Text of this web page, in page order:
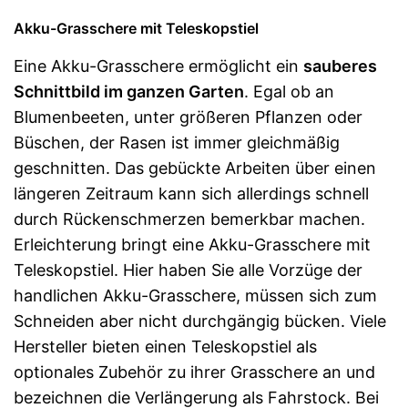
Akku-Grasschere mit Teleskopstiel
Eine Akku-Grasschere ermöglicht ein sauberes
Schnittbild im ganzen Garten. Egal ob an
Blumenbeeten, unter größeren Pflanzen oder
Büschen, der Rasen ist immer gleichmäßig
geschnitten. Das gebückte Arbeiten über einen
längeren Zeitraum kann sich allerdings schnell
durch Rückenschmerzen bemerkbar machen.
Erleichterung bringt eine Akku-Grasschere mit
Teleskopstiel. Hier haben Sie alle Vorzüge der
handlichen Akku-Grasschere, müssen sich zum
Schneiden aber nicht durchgängig bücken. Viele
Hersteller bieten einen Teleskopstiel als
optionales Zubehör zu ihrer Grasschere an und
bezeichnen die Verlängerung als Fahrstock. Bei